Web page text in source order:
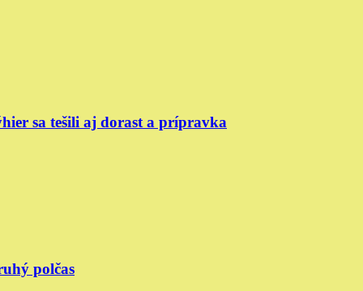
sa tešili aj dorast a prípravka
polčas